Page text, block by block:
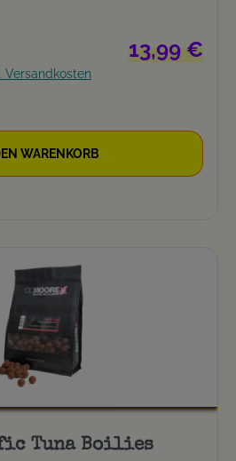
Regulärer
13,99 €
Versandkosten
WARENKORB
Tuna Boilies